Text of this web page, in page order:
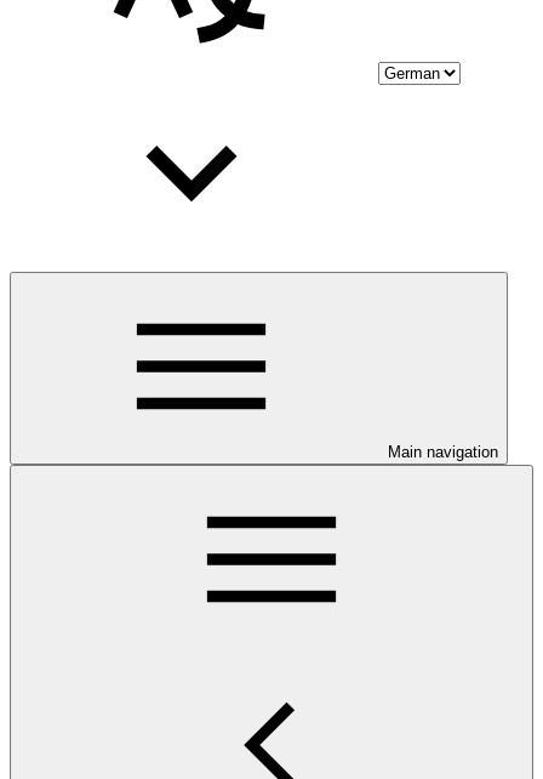
Main navigation